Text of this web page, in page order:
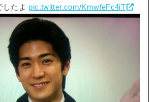
したよ pic.twitter.com/KmwfeFc4iT